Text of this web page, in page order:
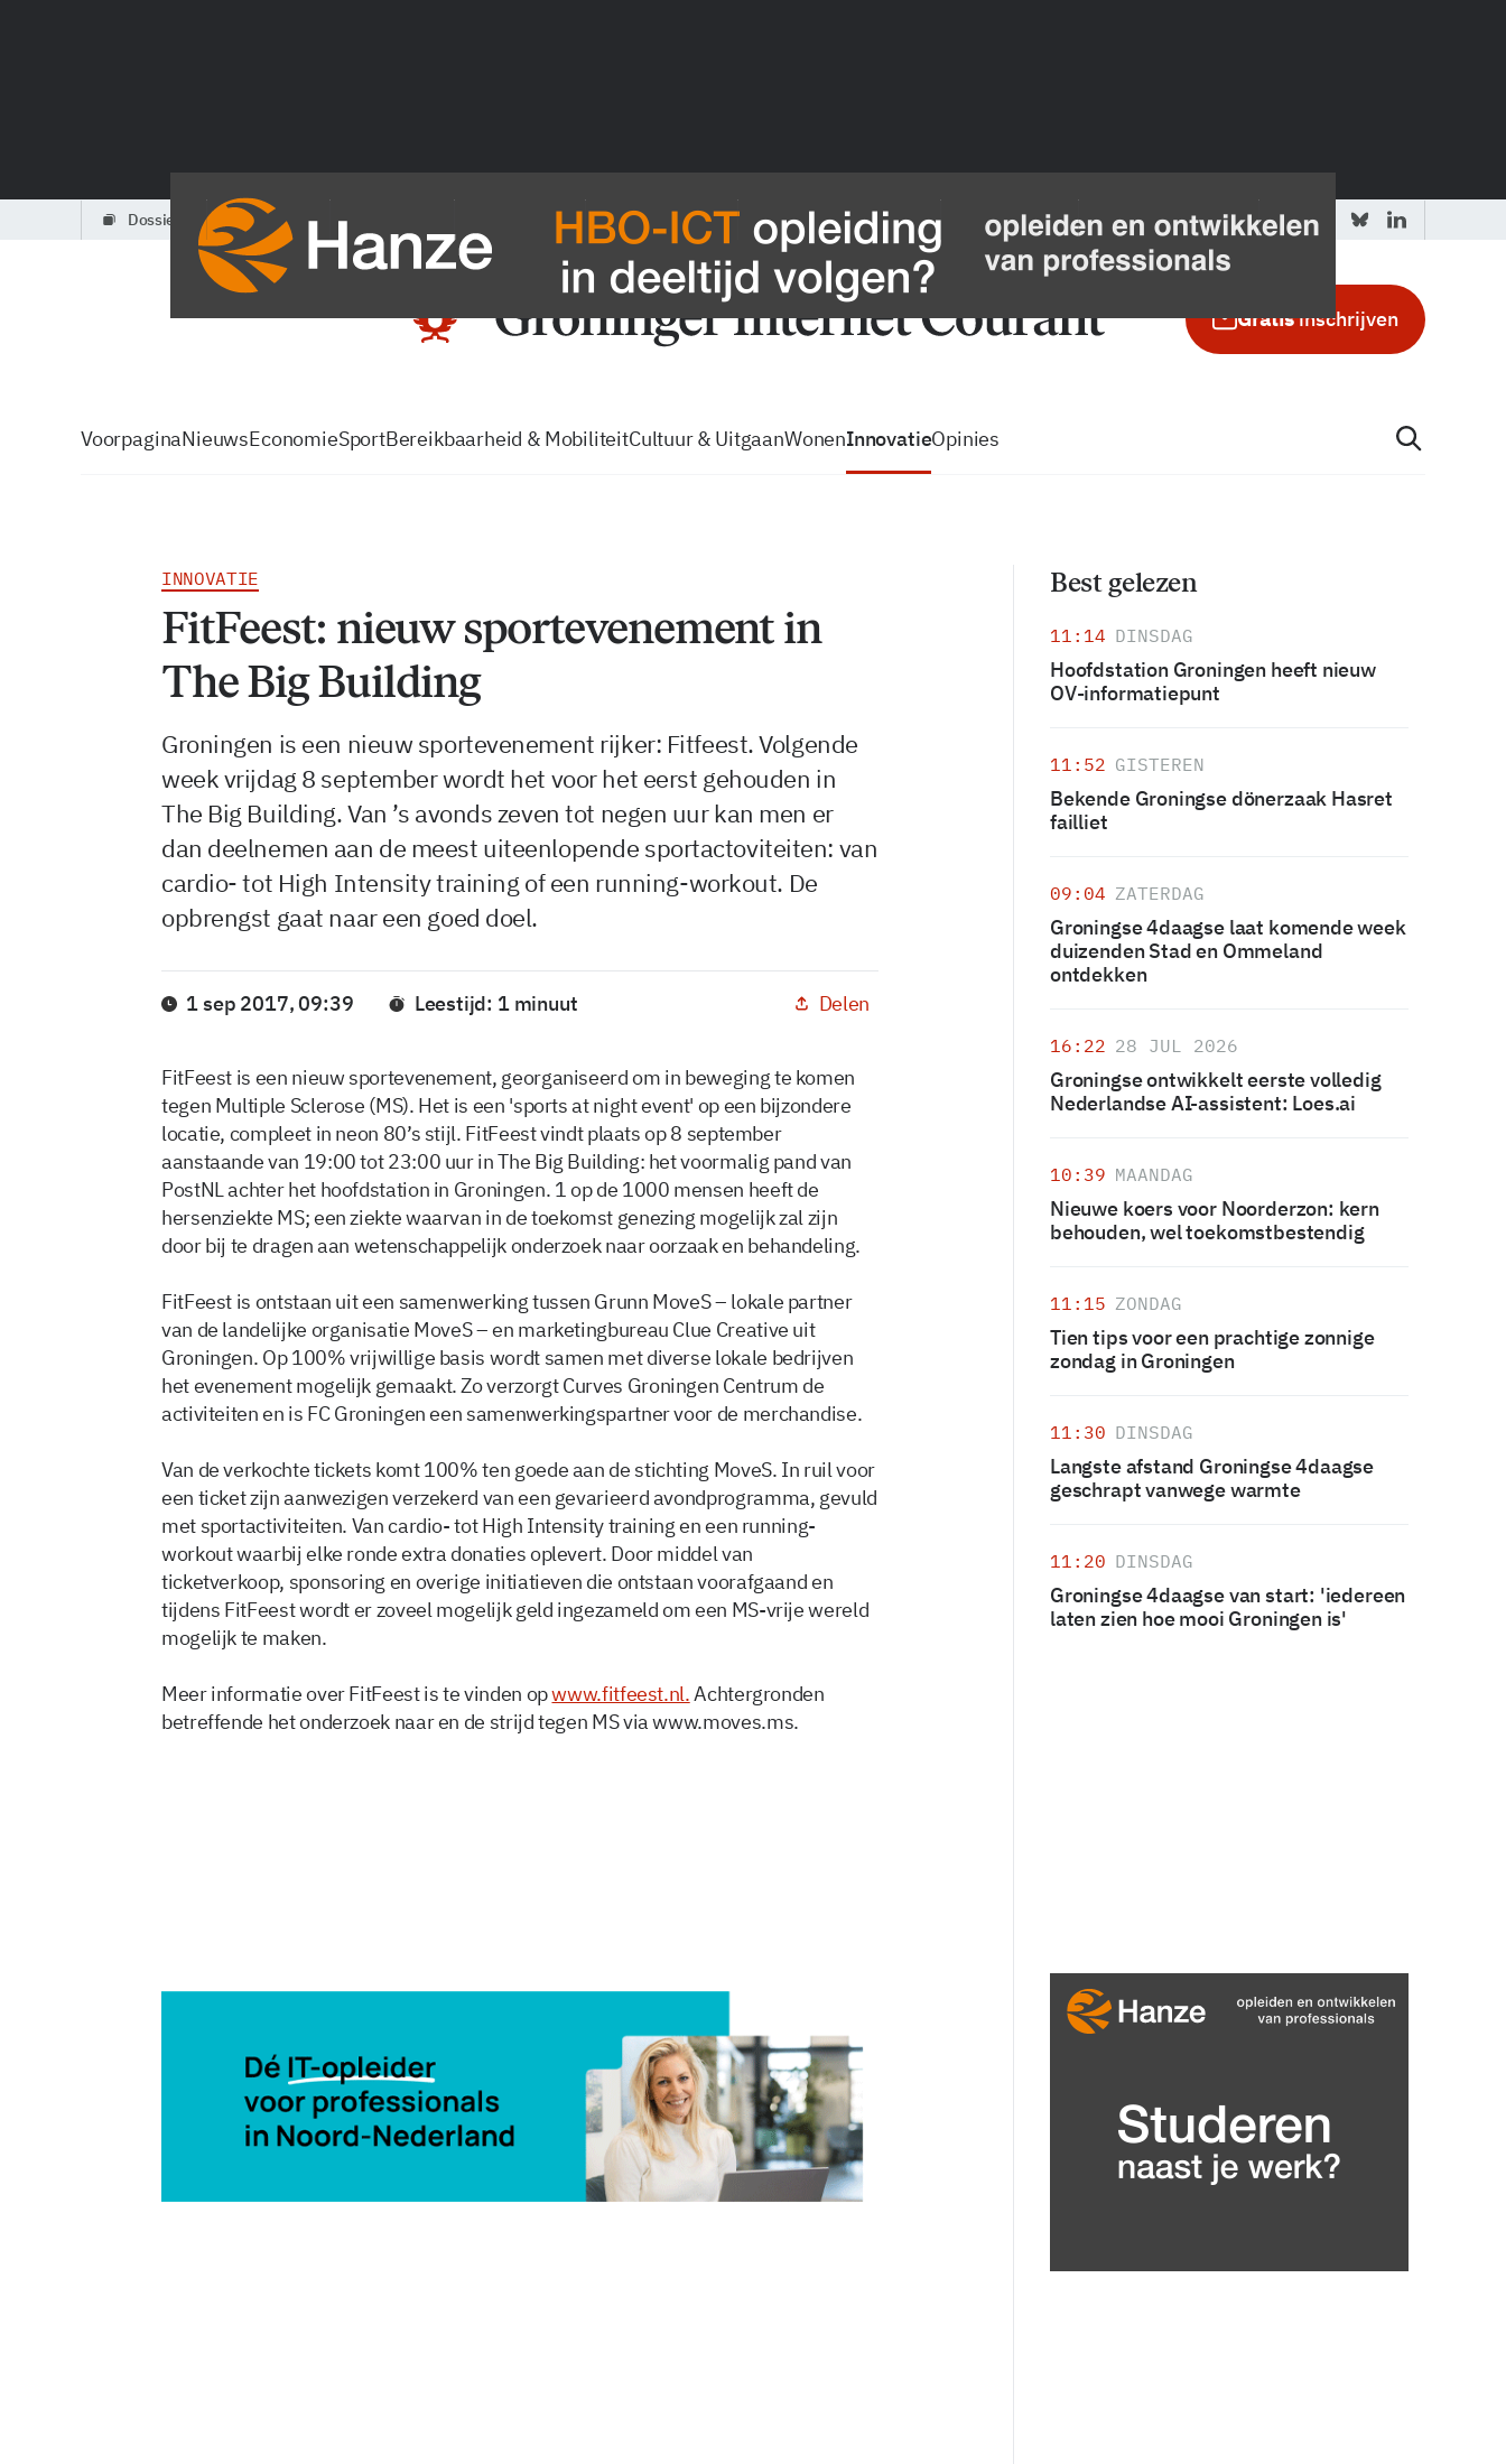
dossiers partners vacatures zo volg je de GIC Tip de redactie Adverteren in de GIC
Gratisinschrijven
VoorpaginaNieuwsEconomieSportBereikbaarheid & MobiliteitCultuur & UitgaanWonenInnovatieOpinies
INNOVATIE
FitFeest: nieuw sportevenement in
The Big Building
Groningen is een nieuw sportevenement rijker: Fitfeest. Volgende
week vrijdag 8 september wordt het voor het eerst gehouden in
The Big Building. Van ’s avonds zeven tot negen uur kan men er
dan deelnemen aan de meest uiteenlopende sportactoviteiten: van
cardio- tot High Intensity training of een running-workout. De
opbrengst gaat naar een goed doel.
1 sep 2017, 09:39 Leestijd: 1 minuut Delen
FitFeest is een nieuw sportevenement, georganiseerd om in beweging te komen
tegen Multiple Sclerose (MS). Het is een 'sports at night event' op een bijzondere
locatie, compleet in neon 80’s stijl. FitFeest vindt plaats op 8 september
aanstaande van 19:00 tot 23:00 uur in The Big Building: het voormalig pand van
PostNL achter het hoofdstation in Groningen. 1 op de 1000 mensen heeft de
hersenziekte MS; een ziekte waarvan in de toekomst genezing mogelijk zal zijn
door bij te dragen aan wetenschappelijk onderzoek naar oorzaak en behandeling.
FitFeest is ontstaan uit een samenwerking tussen Grunn MoveS – lokale partner
van de landelijke organisatie MoveS – en marketingbureau Clue Creative uit
Groningen. Op 100% vrijwillige basis wordt samen met diverse lokale bedrijven
het evenement mogelijk gemaakt. Zo verzorgt Curves Groningen Centrum de
activiteiten en is FC Groningen een samenwerkingspartner voor de merchandise.
Van de verkochte tickets komt 100% ten goede aan de stichting MoveS. In ruil voor
een ticket zijn aanwezigen verzekerd van een gevarieerd avondprogramma, gevuld
met sportactiviteiten. Van cardio- tot High Intensity training en een running-
workout waarbij elke ronde extra donaties oplevert. Door middel van
ticketverkoop, sponsoring en overige initiatieven die ontstaan voorafgaand en
tijdens FitFeest wordt er zoveel mogelijk geld ingezameld om een MS-vrije wereld
mogelijk te maken.
Meer informatie over FitFeest is te vinden opwww.fitfeest.nl.Achtergronden
betreffende het onderzoek naar en de strijd tegen MS via www.moves.ms.
1 sep 2017, 09:39 Delen
Best gelezen
11:14 DINSDAG
Hoofdstation Groningen heeft nieuw
OV-informatiepunt
11:52 GISTEREN
Bekende Groningse dönerzaak Hasret
failliet
09:04 ZATERDAG
Groningse 4daagse laat komende week
duizenden Stad en Ommeland
ontdekken
16:22 28 JUL 2026
Groningse ontwikkelt eerste volledig
Nederlandse AI-assistent: Loes.ai
10:39 MAANDAG
Nieuwe koers voor Noorderzon: kern
behouden, wel toekomstbestendig
11:15 ZONDAG
Tien tips voor een prachtige zonnige
zondag in Groningen
11:30 DINSDAG
Langste afstand Groningse 4daagse
geschrapt vanwege warmte
11:20 DINSDAG
Groningse 4daagse van start: 'iedereen
laten zien hoe mooi Groningen is'